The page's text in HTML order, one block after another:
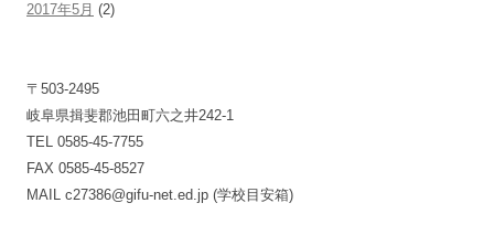
2017年5月 (2)
〒503-2495
岐阜県揖斐郡池田町六之井242-1
TEL 0585-45-7755
FAX 0585-45-8527
MAIL c27386@gifu-net.ed.jp (学校目安箱)